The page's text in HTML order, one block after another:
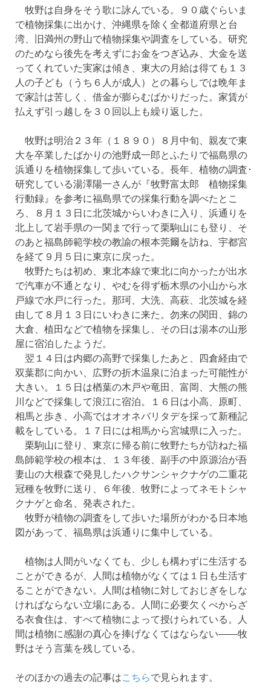
牧野は自身をそう歌に詠んでいる。９０歳ぐらいま
で植物採集に出かけ、沖縄県を除く全都道府県と台
湾、旧満州の野山で植物採集や調査をしている。研究
のためなら後先を考えずにお金をつぎ込み、大金を送
ってくれていた実家は傾き、東大の月給は得ても１３
人の子ども（うち６人が成人）との暮らしでは晩年ま
で家計は苦しく、借金が膨らむばかりだった。家賃が
払えず引っ越しを３０回以上も繰り返した。
牧野は明治２３年（１８９０）８月中旬、親友で東
大を卒業したばかりの池野成一郎とふたりで福島県の
浜通りを植物採集して歩いている。長年、植物の調査･
研究している湯澤陽一さんが『牧野富太郎 植物採集
行動録』を参考に福島県での採集行動を調べたとこ
ろ、８月１３日に北茨城からいわきに入り、浜通りを
北上して岩手県の一関まで行って栗駒山にも登り、そ
のあと福島師範学校の教諭の根本莞爾を訪ね、宇都宮
を経て９月５日に東京に戻った。
牧野たちは初め、東北本線で東北に向かったが出水
で汽車が不通となり、やむを得ず栃木県の小山から水
戸線で水戸に行った。那珂、大洗、高萩、北茨城を経
由して８月１３日にいわきに来た。勿来の関田、錦の
大倉、植田などで植物を採集し、その日は湯本の山形
屋に宿泊したようだ。
翌１４日は内郷の高野で採集したあと、四倉経由で
双葉郡に向かい、広野の折木温泉に泊まった可能性が
大きい。１５日は楢葉の木戸や竜田、富岡、大熊の熊
川などで採集して浪江に宿泊。１６日は小高、原町、
相馬と歩き、小高ではオオネバリタデを採って新種記
載をしている。１７日には相馬から宮城県に入った。
栗駒山に登り、東京に帰る前に牧野たちが訪ねた福
島師範学校の根本は、１３年後、副手の中原源治が吾
妻山の大根森で発見したハクサンシャクナゲの二重花
冠種を牧野に送り、６年後、牧野によってネモトシャ
クナゲと命名、発表された。
牧野が植物の調査をして歩いた場所がわかる日本地
図があって、福島県は浜通りに集中している。
植物は人間がいなくても、少しも構わずに生活する
ことができるが、人間は植物がなくては１日も生活す
ることができない。人間は植物に対しておじぎをしな
ければならない立場にある。人間に必要欠くべからざ
る衣食住は、すべて植物によって授けられている。人
間は植物に感謝の真心を捧げなくてはならない――牧
野はそう言葉を残している。
そのほかの過去の記事はこちらで見られます。